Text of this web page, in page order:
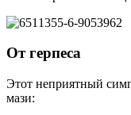
От герпеса
Этот неприятный
мази: